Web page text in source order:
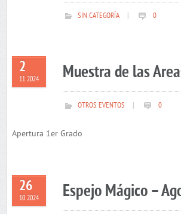
SIN CATEGORÍA 0
2
11 2024 Muestra de las
OTROS EVENTOS 0
Apertura 1er Grado
26
10 2024 Espejo Mágico –